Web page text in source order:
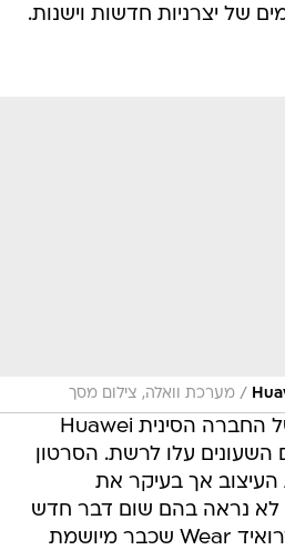
של יצרניות חדשות וישנות.
/ מערכת וואלה, צילום מסך
שני סרטוני פרסומת של החברה הסינית Huawei
השעונים עלו לרשת. הסרטון
אך בעיקר את
לא נראה בהם שום דבר חדש
כי המערכת תהיה אנדרואיד Wear שכבר מיושמת